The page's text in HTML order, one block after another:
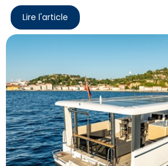
Lire l'article